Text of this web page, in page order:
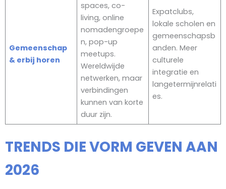
Gemeenschap
& erbij horen
spaces, co-
living, online
nomadengroepe
n, pop-up
meetups.
Wereldwijde
netwerken, maar
verbindingen
kunnen van korte
duur zijn.
Expatclubs,
lokale scholen en
gemeenschapsb
anden. Meer
culturele
integratie en
langetermijnrelati
es.
TRENDS DIE VORM GEVEN AAN
2026